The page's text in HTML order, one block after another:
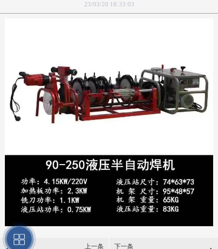
23/03/20 18:33:03
上一条 下一条